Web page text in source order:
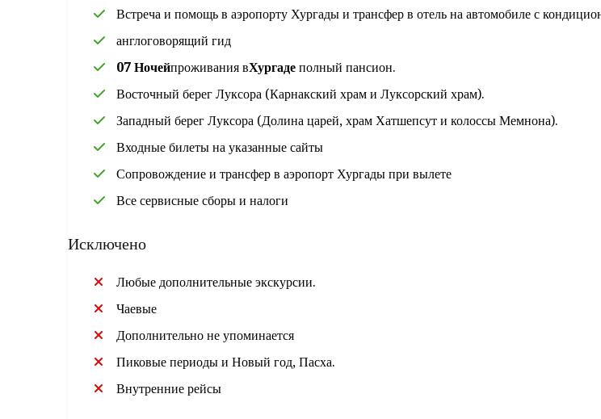
Встреча и помощь в аэропорту Хургады и трансфер в отель на автомобиле с
англоговорящий гид
07 Ночейпроживания вХургадеполный пансион.
Восточный берег Луксора (Карнакский храм и Луксорский храм).
Западный берег Луксора (Долина царей, храм Хатшепсут и колоссы Мемнона).
Входные билеты на указанные сайты
Сопровождение и трансфер в аэропорт Хургады при вылете
Все сервисные сборы и налоги
Исключено
Любые дополнительные экскурсии.
Чаевые
Дополнительно не упоминается
Пиковые периоды и Новый год, Пасха.
Внутренние рейсы